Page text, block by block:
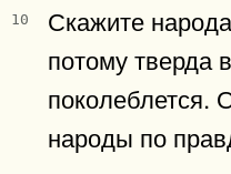
10
Скажите
потому тверда
поколеблется.
народы по